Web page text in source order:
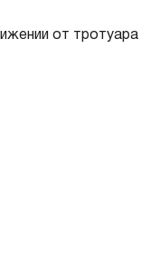
от тротуара